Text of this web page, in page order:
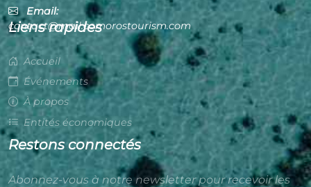
Email:
contact@mail.comorostourism.com
Liens rapides
Accueil
Événements
À propos
Entités économiques
Restons connectés
Abonnez-vous à notre newsletter pour recevoir les